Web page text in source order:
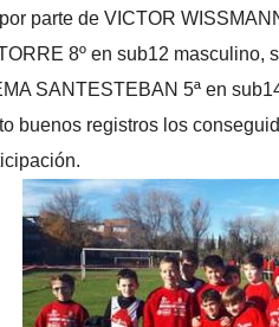
parte de VICTOR
8º en sub12 masculino,
SANTESTEBAN 5ª en
buenos registros los